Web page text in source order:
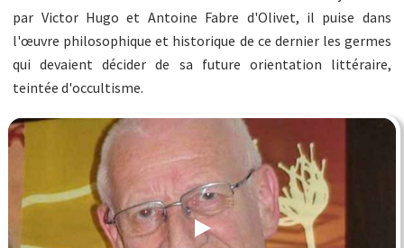
par Victor Hugo et Antoine Fabre d'Olivet, il puise dans
l'œuvre philosophique et historique de ce dernier les germes
qui devaient décider de sa future orientation littéraire,
teintée d'occultisme.